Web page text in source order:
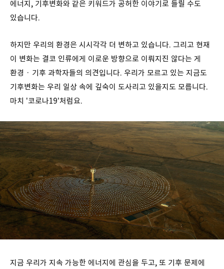
에너지, 기후변화와 같은 키워드가 공허한 이야기로 들릴 수도
있습니다.
하지만 우리의 환경은 시시각각 더 변하고 있습니다. 그리고 현재
이 변화는 결코 인류에게 이로운 방향으로 이뤄지진 않다는 게
환경 · 기후 과학자들의 의견입니다. 우리가 모르고 있는 지금도
기후변화는 우리 일상 속에 깊숙이 도사리고 있을지도 모릅니다.
마치 '코로나19'처럼요.
지금 우리가 지속 가능한 에너지에 관심을 두고, 또 기후 문제에